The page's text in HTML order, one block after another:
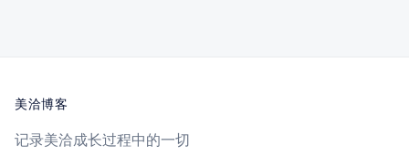
美洽博客
记录美洽成长过程中的一切